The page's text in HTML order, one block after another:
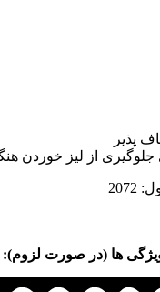
پذیر
جلوگیری از لیز خوردن
2072
ها (در صورت لزوم):